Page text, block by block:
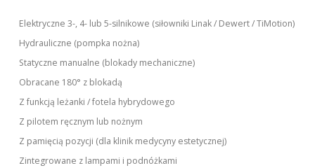
Elektryczne 3-, 4- lub 5-silnikowe (siłowniki Linak / Dewert / TiMotion)
Hydrauliczne (pompka nożna)
Statyczne manualne (blokady mechaniczne)
Obracane 180° z blokadą
Z funkcją leżanki / fotela hybrydowego
Z pilotem ręcznym lub nożnym
Z pamięcią pozycji (dla klinik medycyny estetycznej)
Zintegrowane z lampami i podnóżkami